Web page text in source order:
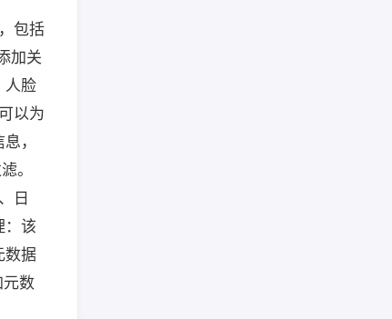
包括
加关
人脸
以为
，
。
日
：该
数据
元数